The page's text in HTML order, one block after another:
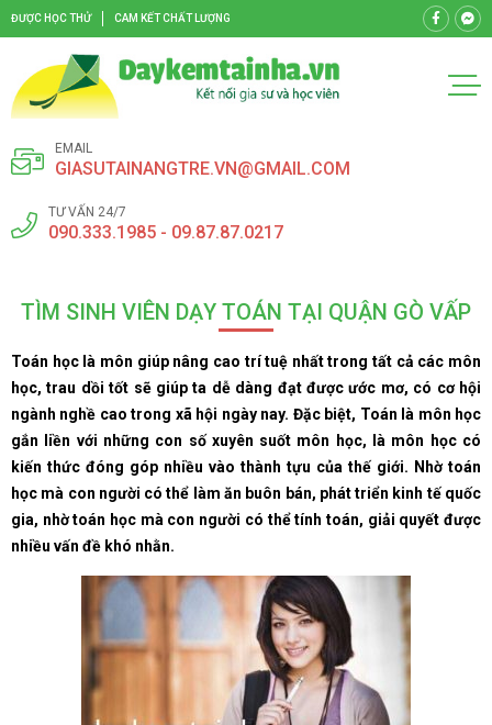
ĐƯỢC HỌC THỬ CAM KẾT CHẤT LƯỢNG
EMAIL
GIASUTAINANGTRE.VN@GMAIL.COM
TƯ VẤN 24/7
090.333.1985 - 09.87.87.0217
TÌM SINH VIÊN DẠY TOÁN TẠI QUẬN GÒ VẤP
Toán học là môn giúp nâng cao trí tuệ nhất trong tất cả các môn
học, trau dồi tốt sẽ giúp ta dễ dàng đạt được ước mơ, có cơ hội
ngành nghề cao trong xã hội ngày nay. Đặc biệt, Toán là môn học
gắn liền với những con số xuyên suốt môn học, là môn học có
kiến thức đóng góp nhiều vào thành tựu của thế giới. Nhờ toán
học mà con người có thể làm ăn buôn bán, phát triển kinh tế quốc
gia, nhờ toán học mà con người có thể tính toán, giải quyết được
nhiều vấn đề khó nhằn.